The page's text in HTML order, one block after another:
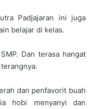
Padjajaran ini juga
belajar di kelas.
Dan terasa hangat
dan penfavorit buah
hobi menyanyi dan